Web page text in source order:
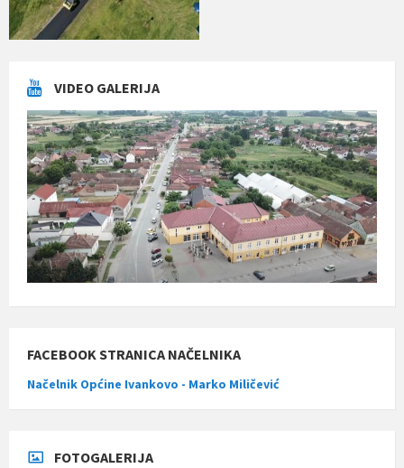
VIDEO GALERIJA
FACEBOOK STRANICA NAČELNIKA
Načelnik Općine Ivankovo - Marko Miličević
FOTOGALERIJA